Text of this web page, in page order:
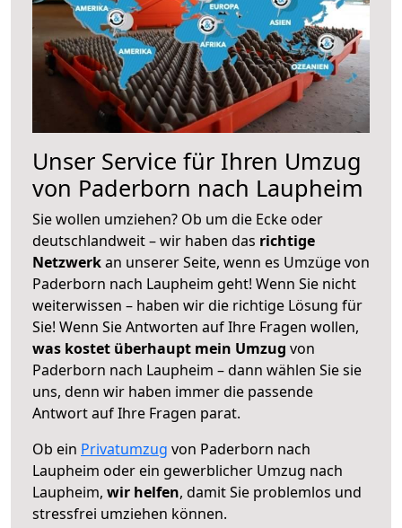
Unser Service für Ihren Umzug
von Paderborn nach Laupheim
Sie wollen umziehen? Ob um die Ecke oder
deutschlandweit – wir haben das richtige
Netzwerkan unserer Seite, wenn es Umzüge von
Paderborn nach Laupheim geht! Wenn Sie nicht
weiterwissen – haben wir die richtige Lösung für
Sie! Wenn Sie Antworten auf Ihre Fragen wollen,
was kostet überhaupt mein Umzug von
Paderborn nach Laupheim – dann wählen Sie sie
uns, denn wir haben immer die passende
Antwort auf Ihre Fragen parat.
Ob ein Privatumzug von Paderborn nach
Laupheim oder ein gewerblicher Umzug nach
Laupheim, wir helfen, damit Sie problemlos und
stressfrei umziehen können.